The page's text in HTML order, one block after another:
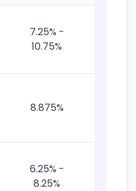
7.25% -
10.75%
8.875%
6.25% -
8.25%